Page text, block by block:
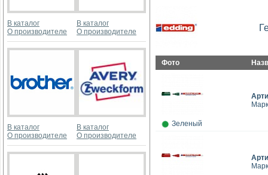
В каталог
О производителе
В каталог
О производителе
В каталог
О производителе
В каталог
О производителе
Фото
Зеленый